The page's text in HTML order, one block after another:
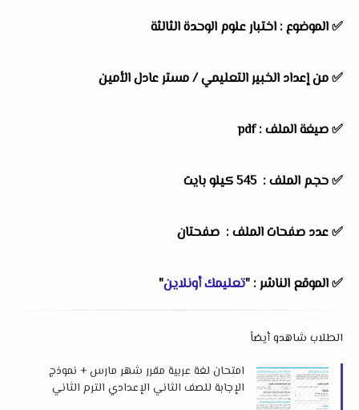
✅الموضوع : اختبار علوم الوحدة الثالثة
✅من إعداد الخبير التعليمي / مستر عادل الأمين
✅ صيغة الملف : pdf
✅ حجم الملف : 545 كيلو بايت
✅ عدد صفحات الملف : صفحتان
✅الموقع الناشر : "تعليمك أونلاين"
الطلاب شاهدو أيضاً
امتحان لغة عربية مقرر شهر مارس + نموذج
الإجابة للصف الثاني الإعدادي الترم الثاني